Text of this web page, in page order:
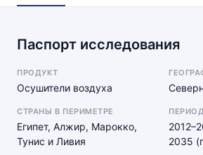
Паспорт исследования
ПРОДУКТ
Осушители воздуха
СТРАНЫ В ПЕРИМЕТРЕ
Египет, Алжир, Марокко,
Тунис и Ливия
2035